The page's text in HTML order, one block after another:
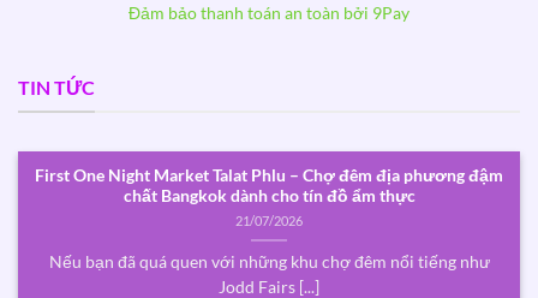
Đảm bảo thanh toán an toàn bởi 9Pay
TIN TỨC
First One Night Market Talat Phlu – Chợ đêm địa phương đậm
chất Bangkok dành cho tín đồ ẩm thực
21/07/2026
Nếu bạn đã quá quen với những khu chợ đêm nổi tiếng như
Jodd Fairs [...]